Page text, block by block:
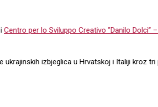
i Centro per lo Sviluppo Creativo ”Danilo Dolci”
ukrajinskih izbjeglica u Hrvatskoj i Italiji kroz